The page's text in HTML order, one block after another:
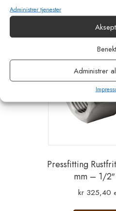
Administrer tjenester
Administrer
Pressfitting
mm – 1/
kr325,40